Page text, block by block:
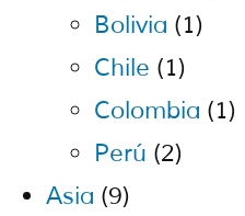
Bolivia (1)
Chile (1)
Colombia (1)
Perú (2)
Asia (9)